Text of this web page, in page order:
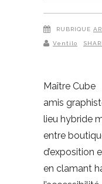
RUBRIQUE
Ventilo
Maître Cube
amis
lieu hybride
entre
d’exposition
en clamant